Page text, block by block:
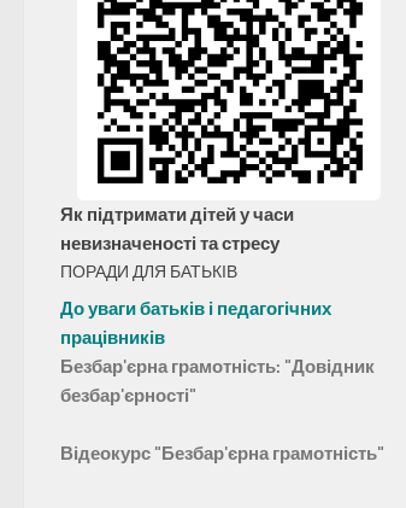
Як підтримати дітей у часи
невизначеності та стресу
ПОРАДИ ДЛЯ БАТЬКІВ
До уваги батьків і педагогічних
працівників
Безбар'єрна грамотність: "Довідник
безбар'єрності"
Відеокурс "Безбар'єрна грамотність"